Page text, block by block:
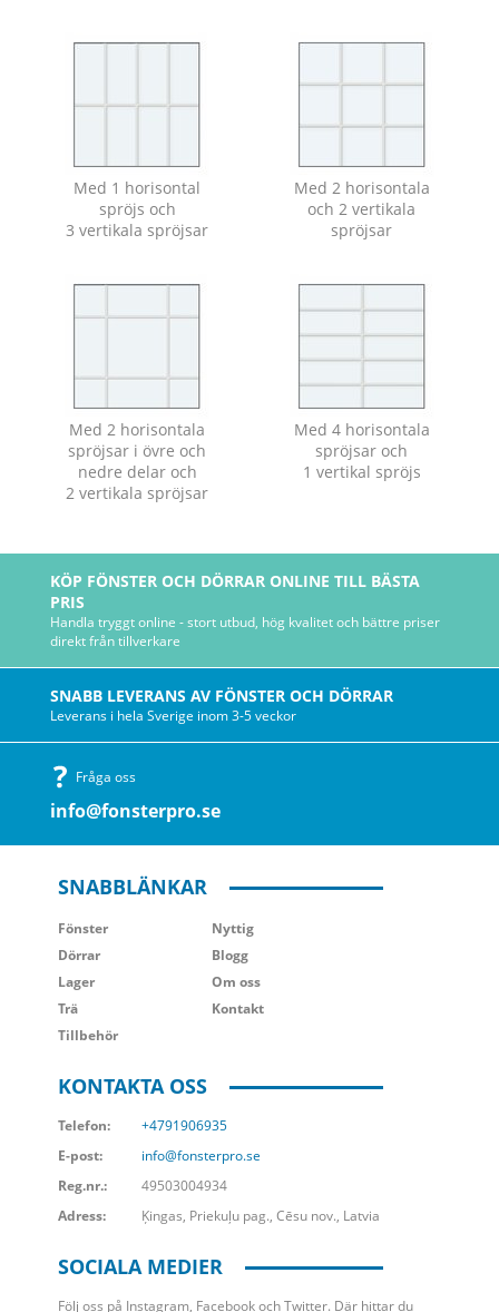
Med 1 horisontal
spröjs och
3 vertikala spröjsar
Med 2 horisontala
och 2 vertikala
spröjsar
Med 2 horisontala
spröjsar i övre och
nedre delar och
2 vertikala spröjsar
Med 4 horisontala
spröjsar och
1 vertikal spröjs
KÖP FÖNSTER OCH DÖRRAR ONLINE TILL BÄSTA
PRIS
Handla tryggt online - stort utbud, hög kvalitet och bättre priser
direkt från tillverkare
SNABB LEVERANS AV FÖNSTER OCH DÖRRAR
Leverans i hela Sverige inom 3-5 veckor
Fråga oss
info@fonsterpro.se
SNABBLÄNKAR
Fönster
Dörrar
Lager
Trä
Tillbehör
Nyttig
Blogg
Om oss
Kontakt
KONTAKTA OSS
Telefon:
+4791906935
E-post:
info@fonsterpro.se
Reg.nr.:
49503004934
Adress:
Ķingas, Priekuļu pag., Cēsu nov., Latvia
SOCIALA MEDIER
Följ oss på Instagram, Facebook och Twitter. Där hittar du